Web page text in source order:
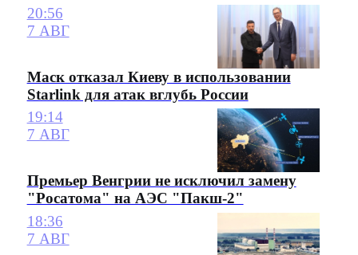
20:56
7 АВГ
Маск отказал Киеву в использовании
Starlink для атак вглубь России
19:14
7 АВГ
Премьер Венгрии не исключил замену
"Росатома" на АЭС "Пакш-2"
18:36
7 АВГ